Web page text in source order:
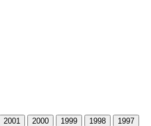
2001 2000 1999 1998
1997